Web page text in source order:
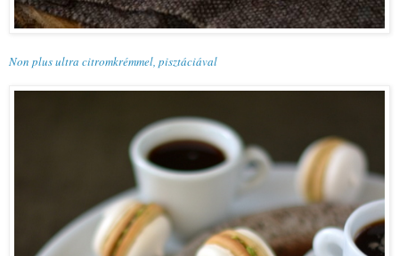
Non plus ultra citromkrémmel, pisztáciával